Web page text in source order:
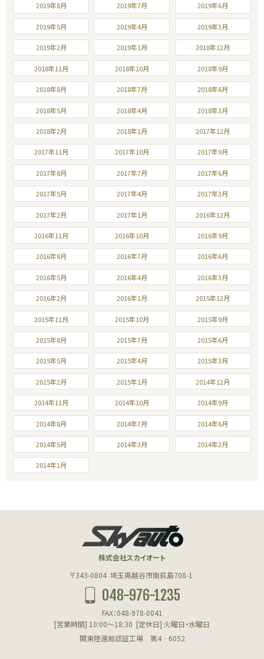
2019年8月 2019年7月 2019年6月
2019年5月 2019年4月 2019年3月
2019年2月 2019年1月 2018年12月
2018年11月 2018年10月 2018年9月
2018年8月 2018年7月 2018年6月
2018年5月 2018年4月 2018年3月
2018年2月 2018年1月 2017年12月
2017年11月 2017年10月 2017年9月
2017年8月 2017年7月 2017年6月
2017年5月 2017年4月 2017年3月
2017年2月 2017年1月 2016年12月
2016年11月 2016年10月 2016年9月
2016年8月 2016年7月 2016年6月
2016年5月 2016年4月 2016年3月
2016年2月 2016年1月 2015年12月
2015年11月 2015年10月 2015年9月
2015年8月 2015年7月 2015年6月
2015年5月 2015年4月 2015年3月
2015年2月 2015年1月 2014年12月
2014年11月 2014年10月 2014年9月
2014年8月 2014年7月 2014年6月
2014年5月 2014年3月 2014年2月
2014年1月
株式会社スカイオート
〒343-0804 埼玉県越谷市南荻島708-1
048-976-1235
FAX：048-978-0041
[営業時間] 10:00～18:30 [定休日] 火曜日・水曜日
関東陸運局認証工場 第4‐6052